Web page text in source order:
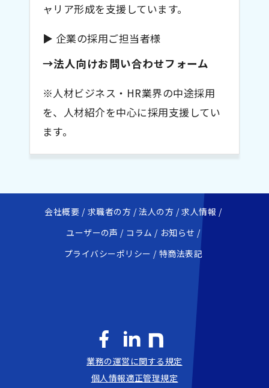
ャリア形成を支援しています。
▶ 企業の採用ご担当者様
→法人向けお問い合わせフォーム
※人材ビジネス・HR業界の中途採用
を、人材紹介を中心に採用支援してい
ます。
会社概要 求職者の方 法人の方
求人情報
ユーザーの声
コラム
お知らせ
プライバシーポリシー
特商法表記
業務の運営に関する規定
個人情報適正管理規定